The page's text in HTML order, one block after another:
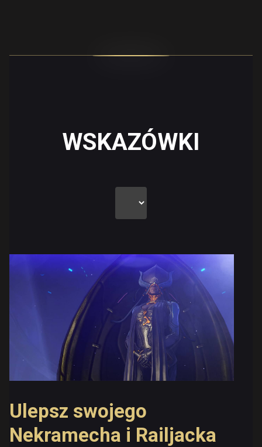
WSKAZÓWKI
Ulepsz swojego
Nekramecha i Railjacka